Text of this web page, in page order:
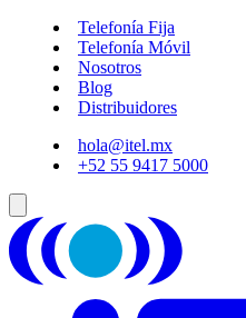
Telefonía Fija
Telefonía Móvil
Nosotros
Blog
Distribuidores
hola@itel.mx
+52 55 9417 5000